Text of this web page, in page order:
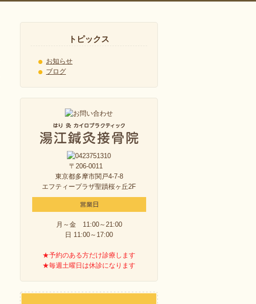
トピックス
お知らせ
ブログ
〒206-0011
東京都多摩市関戸4-7-8
エフティープラザ聖蹟桜ヶ丘2F
月～金 11:00～21:00
日 11:00～17:00
★予約のある方だけ診療します
★毎週土曜日は休診になります